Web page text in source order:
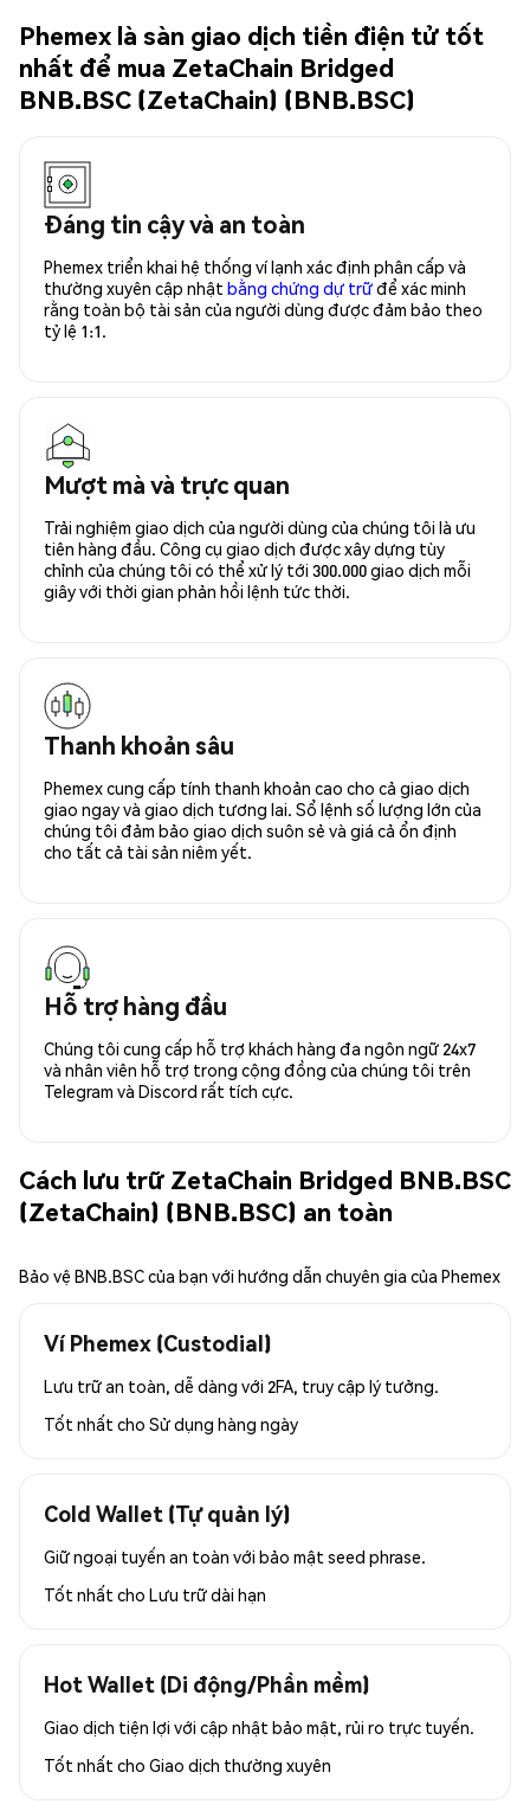
Phemex là sàn giao dịch tiền điện tử tốt
nhất để mua ZetaChain Bridged
BNB.BSC (ZetaChain) (BNB.BSC)
Đáng tin cậy và an toàn
Phemex triển khai hệ thống ví lạnh xác định phân cấp và
thường xuyên cập nhật bằng chứng dự trữđể xác minh
rằng toàn bộ tài sản của người dùng được đảm bảo theo
tỷ lệ 1:1.
Mượt mà và trực quan
Trải nghiệm giao dịch của người dùng của chúng tôi là ưu
tiên hàng đầu. Công cụ giao dịch được xây dựng tùy
chỉnh của chúng tôi có thể xử lý tới 300.000 giao dịch mỗi
giây với thời gian phản hồi lệnh tức thời.
Thanh khoản sâu
Phemex cung cấp tính thanh khoản cao cho cả giao dịch
giao ngay và giao dịch tương lai. Sổ lệnh số lượng lớn của
chúng tôi đảm bảo giao dịch suôn sẻ và giá cả ổn định
cho tất cả tài sản niêm yết.
Hỗ trợ hàng đầu
Chúng tôi cung cấp hỗ trợ khách hàng đa ngôn ngữ 24x7
và nhân viên hỗ trợ trong cộng đồng của chúng tôi trên
Telegram và Discord rất tích cực.
Cách lưu trữ ZetaChain Bridged BNB.BSC
(ZetaChain) (BNB.BSC) an toàn
Bảo vệ BNB.BSC của bạn với hướng dẫn chuyên gia của Phemex
Ví Phemex (Custodial)
Lưu trữ an toàn, dễ dàng với 2FA, truy cập lý tưởng.
Tốt nhất cho Sử dụng hàng ngày
Cold Wallet (Tự quản lý)
Giữ ngoại tuyến an toàn với bảo mật seed phrase.
Tốt nhất cho Lưu trữ dài hạn
Hot Wallet (Di động/Phần mềm)
Giao dịch tiện lợi với cập nhật bảo mật, rủi ro trực tuyến.
Tốt nhất cho Giao dịch thường xuyên